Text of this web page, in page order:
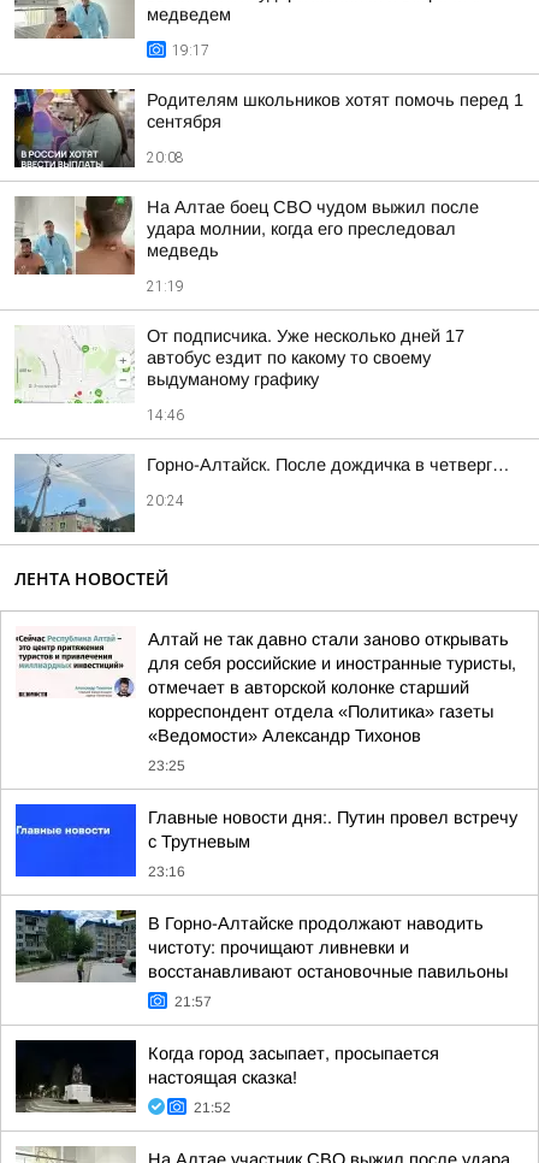
медведем
19:17
Родителям школьников хотят помочь перед 1
сентября
20:08
На Алтае боец СВО чудом выжил после
удара молнии, когда его преследовал
медведь
21:19
От подписчика. Уже несколько дней 17
автобус ездит по какому то своему
выдуманому графику
14:46
Горно-Алтайск. После дождичка в четверг…
20:24
ЛЕНТА НОВОСТЕЙ
Алтай не так давно стали заново открывать
для себя российские и иностранные туристы,
отмечает в авторской колонке старший
корреспондент отдела «Политика» газеты
«Ведомости» Александр Тихонов
23:25
Главные новости дня:. Путин провел встречу
с Трутневым
23:16
В Горно-Алтайске продолжают наводить
чистоту: прочищают ливневки и
восстанавливают остановочные павильоны
21:57
Когда город засыпает, просыпается
настоящая сказка!
21:52